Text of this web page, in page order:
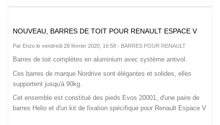
NOUVEAU, BARRES DE TOIT POUR RENAULT ESPACE V
Par Enzo le vendredi 28 février 2020, 16:58 - BARRES POUR RENAULT
Barres de toit complètes en aluminium avec système antivol.
Ces barres de marque Nordrive sont élégantes et solides, elles
supportent jusqu'à 90kg.
Cet ensemble est constitué des pieds Evos 20001, d'une paire de
barres Helio et d'un kit de fixation spécifique pour Renault Espace V